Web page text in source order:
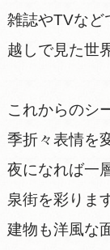
雑誌やTVなど
越しで見た世
これからのシ
季折々表情を
夜になれば一
泉街を彩りま
建物も洋風な